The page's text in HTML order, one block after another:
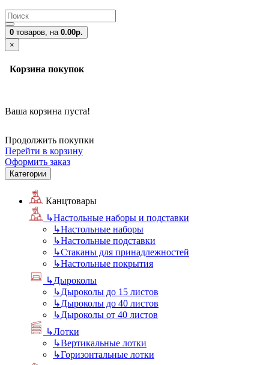
0 товаров, на 0.00р.
×
Корзина покупок
Ваша корзина пуста!
Продолжить покупки
Перейти в корзину
Оформить заказ
Категории
Канцтовары
↳Настольные наборы и подставки
↳Настольные наборы
↳Настольные подставки
↳Стаканы для принадлежностей
↳Настольные покрытия
↳Дыроколы
↳Дыроколы до 15 листов
↳Дыроколы до 40 листов
↳Дыроколы от 40 листов
↳Лотки
↳Вертикальные лотки
↳Горизонтальные лотки